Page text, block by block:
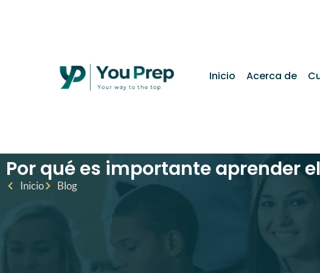
Inicio Acerca de
Por qué es importante aprender
Inicio Blog